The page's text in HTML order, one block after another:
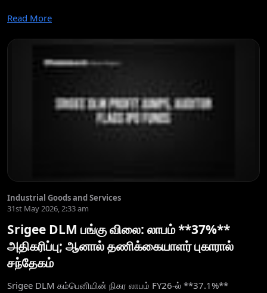
Read More
Industrial Goods and Services
31st May 2026, 2:33 am
Srigee DLM பங்கு விலை: லாபம் **37%**
அதிகரிப்பு; ஆனால் தணிக்கையாளர் புகாரால்
சந்தேகம்
Srigee DLM கம்பெனியின் நிகர லாபம் FY26-ல் **37.1%**